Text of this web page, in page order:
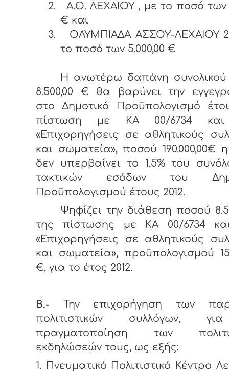
2.
Α.Ο. ΛΕΧΑΙΟΥ , με το ποσό των
€ και
3.
ΟΛΥΜΠΙΑΔΑ ΑΣΣΟΥ-ΛΕΧΑΙΟΥ
το ποσό των 5.000,00 €
Η ανωτέρω δαπάνη
8.500,00 € θα βαρύνει την
στο Δημοτικό Προϋπολογισμό
πίστωση με ΚΑ 00/6734 και
«Επιχορηγήσεις σε αθλητικούς
και σωματεία», ποσού 190.000,00€
δεν υπερβαίνει το 1,5% του
τακτικών εσόδων του
Προϋπολογισμού έτους 2012.
Ψηφίζει την διάθεση ποσού
της πίστωσης με ΚΑ 00/6734
«Επιχορηγήσεις σε αθλητικούς
και σωματεία», προϋπολογισμού
€, για το έτος 2012.
Β.- Την επιχορήγηση των
πολιτιστικών συλλόγων,
πραγματοποίηση των
εκδηλώσεών τους, ως εξής:
1. Πνευματικό Πολιτιστικό Κέντρο